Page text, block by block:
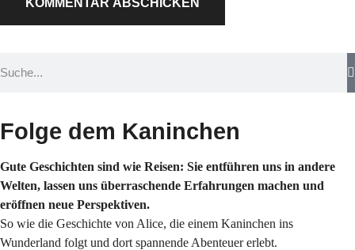
Folge dem Kaninchen
Gute Geschichten sind wie Reisen: Sie entführen uns in andere
Welten, lassen uns überraschende Erfahrungen machen und
eröffnen neue Perspektiven.
So wie die Geschichte von Alice, die einem Kaninchen ins
Wunderland folgt und dort spannende Abenteuer erlebt.